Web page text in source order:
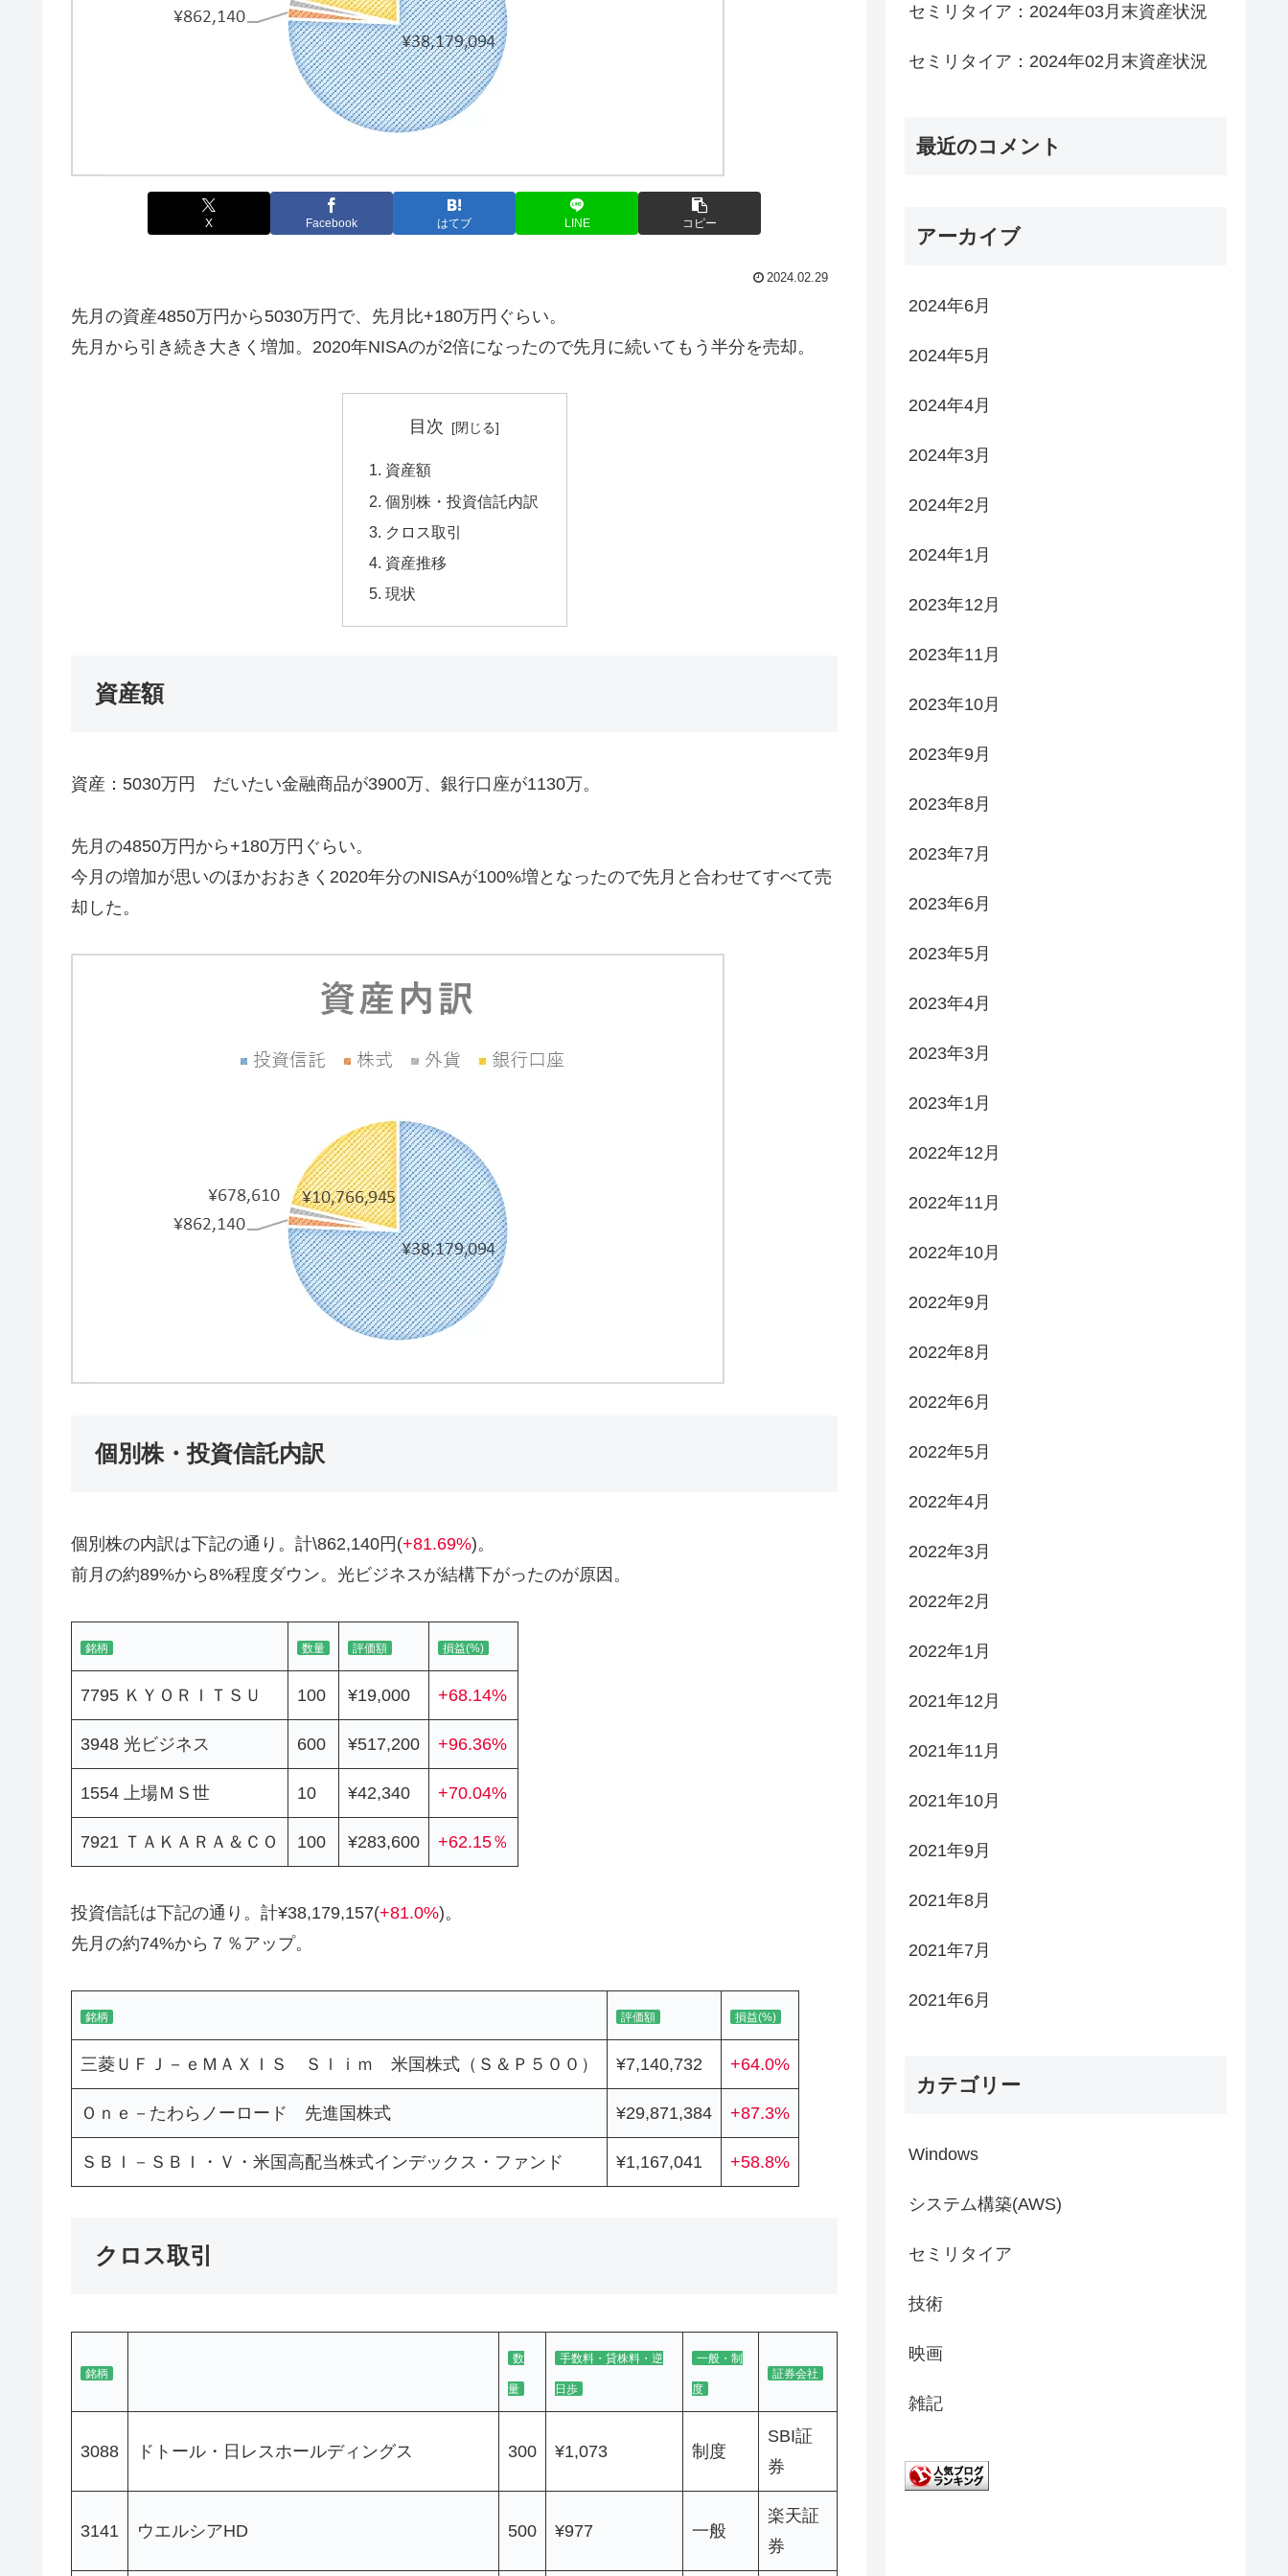
X Facebook はてブ LINE コピー
2024.02.29
先月の資産4850万円から5030万円で、先月比+180万円ぐらい。
先月から引き続き大きく増加。2020年NISAのが2倍になったので先月に続いてもう半分を売却。
目次
資産額
個別株・投資信託内訳
クロス取引
資産推移
現状
資産額
資産：5030万円 だいたい金融商品が3900万、銀行口座が1130万。
先月の4850万円から+180万円ぐらい。
今月の増加が思いのほかおおきく2020年分のNISAが100%増となったので先月と合わせてすべて売
却した。
個別株・投資信託内訳
個別株の内訳は下記の通り。計\862,140円(+81.69%)。
前月の約89%から8%程度ダウン。光ビジネスが結構下がったのが原因。
銘柄 数量 評価額 損益(%)
7795 ＫＹＯＲＩＴＳＵ 100 ¥19,000 +68.14%
3948 光ビジネス 600 ¥517,200 +96.36%
1554 上場ＭＳ世 10 ¥42,340 +70.04%
7921 ＴＡＫＡＲＡ＆ＣＯ 100 ¥283,600 +62.15％
投資信託は下記の通り。計¥38,179,157(+81.0%)。
先月の約74%から７％アップ。
銘柄 評価額 損益(%)
三菱ＵＦＪ－ｅＭＡＸＩＳ Ｓｌｉｍ 米国株式（Ｓ＆Ｐ５００） ¥7,140,732 +64.0%
Ｏｎｅ－たわらノーロード 先進国株式 ¥29,871,384 +87.3%
ＳＢＩ－ＳＢＩ・Ｖ・米国高配当株式インデックス・ファンド ¥1,167,041 +58.8%
クロス取引
銘柄
数
量
手数料・貸株料・逆
日歩
一般・制
度
証券会社
3088 ドトール・日レスホールディングス 300 ¥1,073 制度
SBI証
券
3141 ウエルシアHD 500 ¥977 一般
楽天証
券
セミリタイア：2024年03月末資産状況
セミリタイア：2024年02月末資産状況
最近のコメント
アーカイブ
2024年6月
2024年5月
2024年4月
2024年3月
2024年2月
2024年1月
2023年12月
2023年11月
2023年10月
2023年9月
2023年8月
2023年7月
2023年6月
2023年5月
2023年4月
2023年3月
2023年1月
2022年12月
2022年11月
2022年10月
2022年9月
2022年8月
2022年6月
2022年5月
2022年4月
2022年3月
2022年2月
2022年1月
2021年12月
2021年11月
2021年10月
2021年9月
2021年8月
2021年7月
2021年6月
カテゴリー
Windows
システム構築(AWS)
セミリタイア
技術
映画
雑記